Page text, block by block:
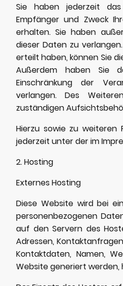
Sie haben jederzeit
Empfänger und Zweck
erhalten. Sie haben
dieser Daten zu
erteilt haben, können Sie
Außerdem haben Sie
Einschränkung der
verlangen. Des
zuständigen
Hierzu sowie zu weiteren
jederzeit unter der im
2. Hosting
Externes Hosting
Diese Website wird bei
personenbezogenen
auf den Servern des
Adressen,
Kontaktdaten, Namen,
Website generiert werden,